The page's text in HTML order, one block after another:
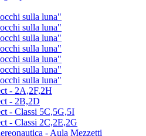
sulla luna"
sulla luna"
sulla luna"
sulla luna"
sulla luna"
sulla luna"
sulla luna"
- 2A,2F,2H
- 2B,2D
- Classi 5C,5G,5I
- Classi 2C,2E,2G
- Aula Mezzetti